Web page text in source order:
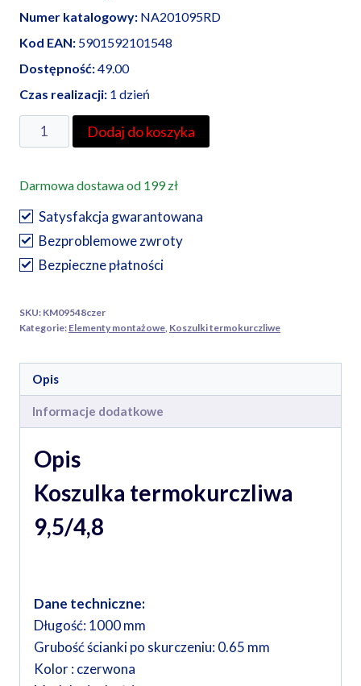
Numer katalogowy: NA201095RD
Kod EAN: 5901592101548
Dostępność:49.00
Czas realizacji: 1 dzień
ilość
EM
koszulka
termokurczliwa
9,5/4,8,
czerwona
Dodaj do koszyka
Darmowa dostawa od 199 zł
Satysfakcja gwarantowana
Bezproblemowe zwroty
Bezpieczne płatności
SKU: KM09548czer
Kategorie: Elementy montażowe Koszulki termokurczliwe
Opis
Informacje dodatkowe
Opis
Koszulka termokurczliwa
9,5/4,8
Dane techniczne:
Długość: 1000 mm
Grubość ścianki po skurczeniu: 0.65 mm
Kolor : czerwona